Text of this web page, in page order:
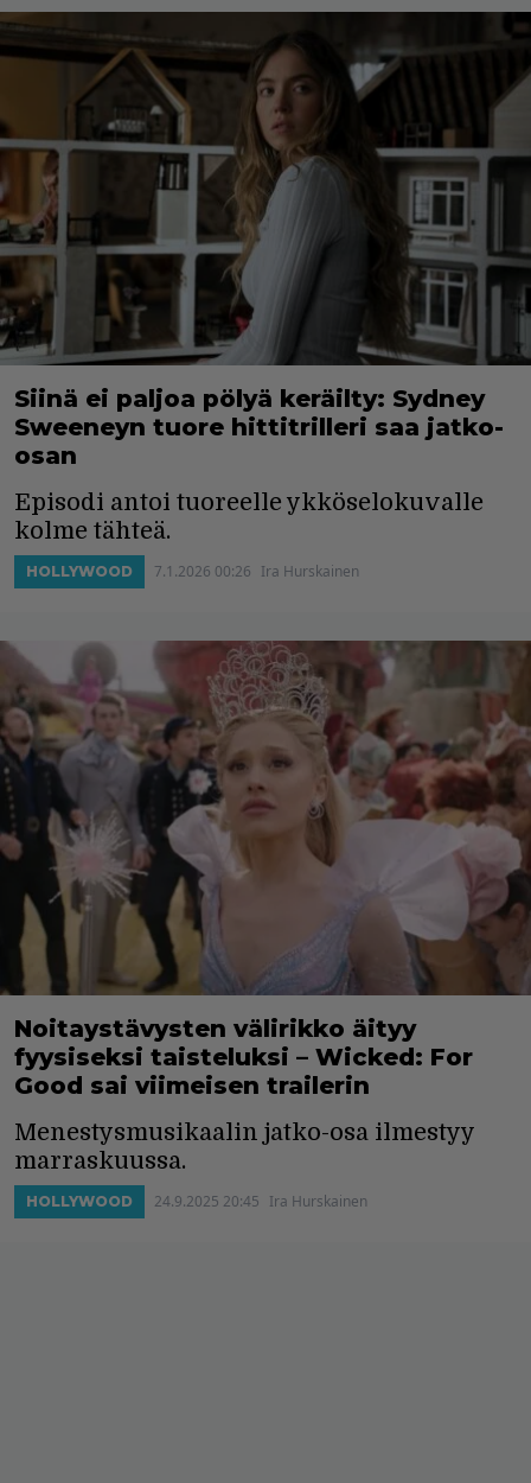
Siinä ei paljoa pölyä keräilty: Sydney
Sweeneyn tuore hittitrilleri saa jatko-
osan
Episodi antoi tuoreelle ykköselokuvalle
kolme tähteä.
HOLLYWOOD 7.1.2026 00:26 Ira Hurskainen
Noitaystävysten välirikko äityy
fyysiseksi taisteluksi – Wicked: For
Good sai viimeisen trailerin
Menestysmusikaalin jatko-osa ilmestyy
marraskuussa.
HOLLYWOOD 24.9.2025 20:45 Ira Hurskainen